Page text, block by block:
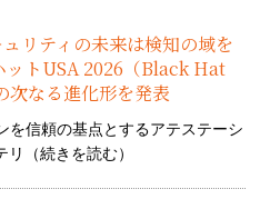
リティの未来は検知の域を
ットUSA 2026（Black Hat
なる進化形を発表
を信頼の基点とするアテステーシ
リ（続きを読む）